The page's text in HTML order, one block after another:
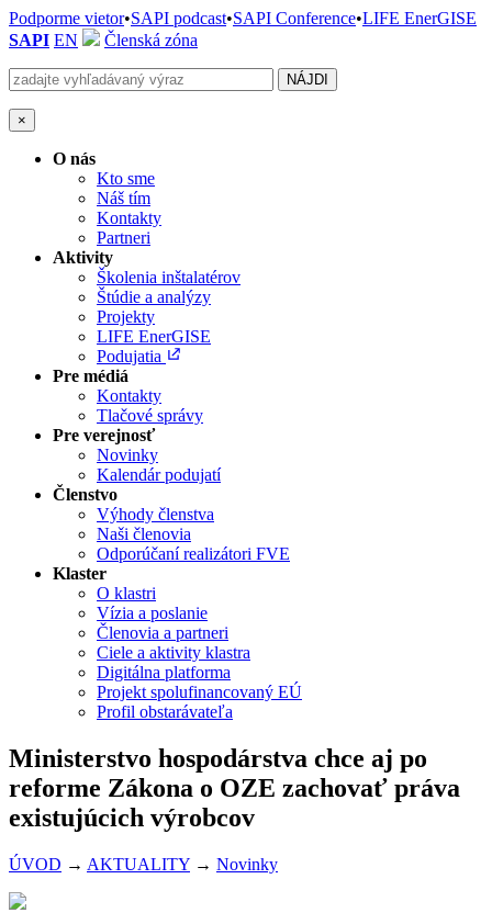
Podporme vietor•SAPI podcast•SAPI Conference•LIFE EnerGISE
SAPI EN Členská zóna
×
O nás
Kto sme
Náš tím
Kontakty
Partneri
Aktivity
Školenia inštalatérov
Štúdie a analýzy
Projekty
LIFE EnerGISE
Podujatia
Pre médiá
Kontakty
Tlačové správy
Pre verejnosť
Novinky
Kalendár podujatí
Členstvo
Výhody členstva
Naši členovia
Odporúčaní realizátori FVE
Klaster
O klastri
Vízia a poslanie
Členovia a partneri
Ciele a aktivity klastra
Digitálna platforma
Projekt spolufinancovaný EÚ
Profil obstarávateľa
Ministerstvo hospodárstva chce aj po
reforme Zákona o OZE zachovať práva
existujúcich výrobcov
ÚVOD → AKTUALITY → Novinky